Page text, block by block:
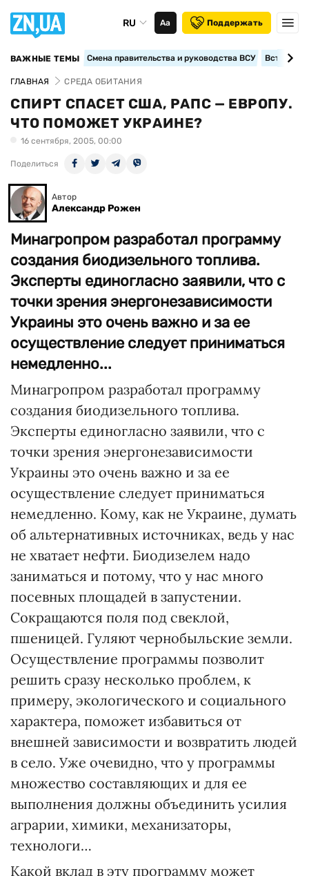
RU Аа Поддержать
ВАЖНЫЕ ТЕМЫ Смена правительства и руководства ВСУ
ГЛАВНАЯ СРЕДА ОБИТАНИЯ
СПИРТ СПАСЕТ США, РАПС — ЕВРОПУ.
ЧТО ПОМОЖЕТ УКРАИНЕ?
16 сентября, 2005, 00:00
Поделиться
Автор
Александр Рожен
Минагропром разработал программу
создания биодизельного топлива.
Эксперты единогласно заявили, что с
точки зрения энергонезависимости
Украины это очень важно и за ее
осуществление следует приниматься
немедленно...
Минагропром разработал программу
создания биодизельного топлива.
Эксперты единогласно заявили, что с
точки зрения энергонезависимости
Украины это очень важно и за ее
осуществление следует приниматься
немедленно. Кому, как не Украине, думать
об альтернативных источниках, ведь у нас
не хватает нефти. Биодизелем надо
заниматься и потому, что у нас много
посевных площадей в запустении.
Сокращаются поля под свеклой,
пшеницей. Гуляют чернобыльские земли.
Осуществление программы позволит
решить сразу несколько проблем, к
примеру, экологического и социального
характера, поможет избавиться от
внешней зависимости и возвратить людей
в село. Уже очевидно, что у программы
множество составляющих и для ее
выполнения должны объединить усилия
аграрии, химики, механизаторы,
технологи…
Какой вклад в эту программу может